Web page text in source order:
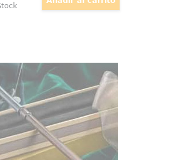
de Draco Malfoy Ollivander
la oscura elegancia
réplica oficial de la varita
de Draco Malfoy,
desde el universo
de "Harry Potter"! Esta
pieza, realizada en
resina de alta calidad